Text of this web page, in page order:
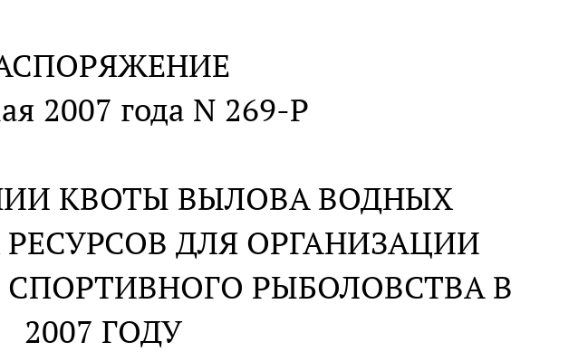
2007 года N 269-Р
КВОТЫ ВЫЛОВА ВОДНЫХ
ДЛЯ ОРГАНИЗАЦИИ
РЫБОЛОВСТВА В
2007 ГОДУ